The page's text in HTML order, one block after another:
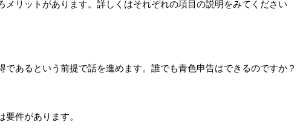
メリットがあります。詳しくはそれぞれの項目の説明をみてください
であるという前提で話を進めます。誰でも青色申告はできるのですか？
要件があります。